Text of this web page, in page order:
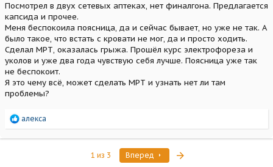
Посмотрел в двух сетевых аптеках, нет финалгона. Предлагается
капсида и прочее.
Меня беспокоила поясница, да и сейчас бывает, но уже не так. А
было такое, что встать с кровати не мог, да и просто ходить.
Сделал МРТ, оказалась грыжа. Прошёл курс электрофореза и
уколов и уже два года чувствую себя лучше. Поясница уже так
не беспокоит.
Я это чему всё, может сделать МРТ и узнать нет ли там
проблемы?
Р
а
алекса
1 из 3 Вперед